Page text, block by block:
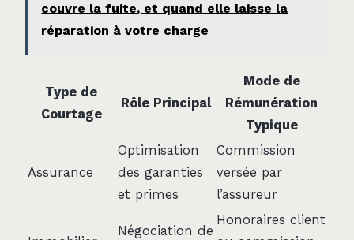
couvre la fuite, et quand elle laisse la
réparation à votre charge
Type de
Courtage
Rôle Principal
Mode de
Rémunération
Typique
Assurance
Optimisation
des garanties
et primes
Commission
versée par
l’assureur
Négociation de
Honoraires client